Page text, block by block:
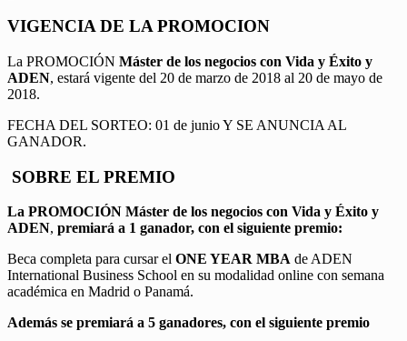
VIGENCIA DE LA PROMOCION
La PROMOCIÓN Máster de los negocios con Vida y Éxito y
ADEN, estará vigente del 20 de marzo de 2018 al 20 de mayo de
2018.
FECHA DEL SORTEO: 01 de junio Y SE ANUNCIA AL
GANADOR.
SOBRE EL PREMIO
La PROMOCIÓN Máster de los negocios con Vida y Éxito y
ADEN, premiará a 1 ganador, con el siguiente premio:
Beca completa para cursar el ONE YEAR MBA de ADEN
International Business School en su modalidad online con semana
académica en Madrid o Panamá.
Además se premiará a 5 ganadores, con el siguiente premio